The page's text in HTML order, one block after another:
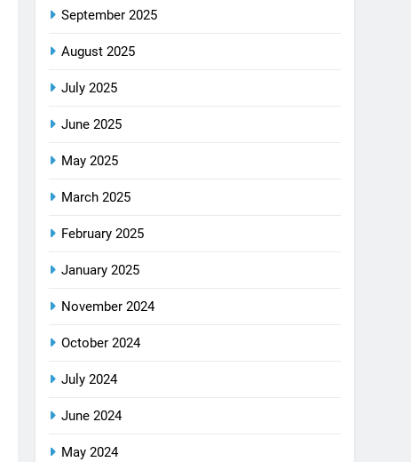
September 2025
August 2025
July 2025
June 2025
May 2025
March 2025
February 2025
January 2025
November 2024
October 2024
July 2024
June 2024
May 2024